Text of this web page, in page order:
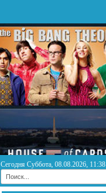
Сегодня Суббота, 08.08.2026, 11:38